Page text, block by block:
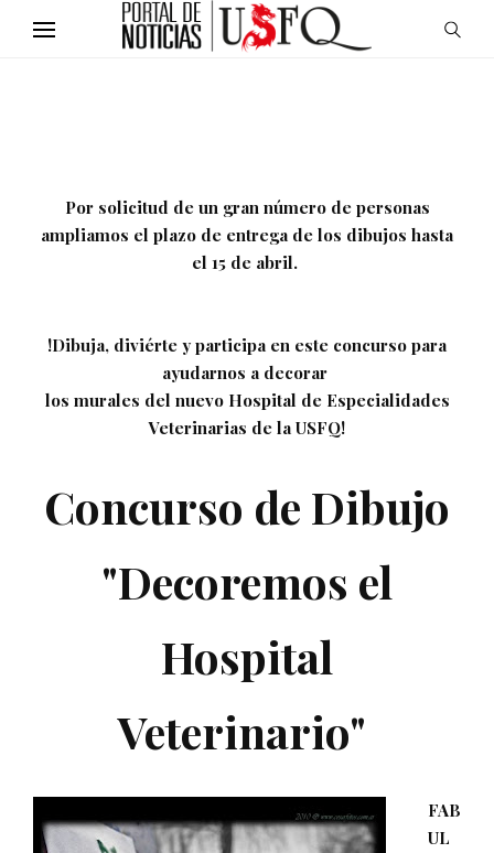
Por solicitud de un gran número de personas
ampliamos el plazo de entrega de los dibujos hasta
el 15 de abril.
!Dibuja, diviérte y participa en este concurso para
ayudarnos a decorar
los murales del nuevo Hospital de Especialidades
Veterinarias de la USFQ!
Concurso de Dibujo
"Decoremos el
Hospital
Veterinario"
FAB
UL